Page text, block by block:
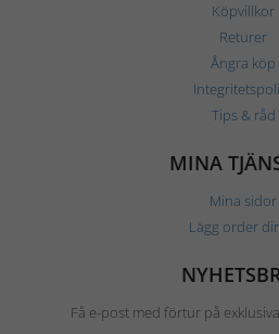
Köpvillkor
Returer
Ångra köp
Tips & råd
MINA
Mina sidor
Lägg order
Få e-post med förtur på